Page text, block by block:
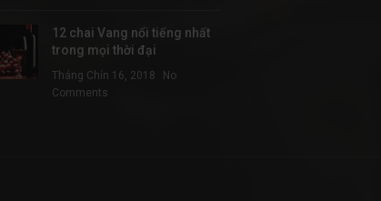
12 chai Vang nổi tiếng nhất
trong mọi thời đại
Tháng Chín 16, 2018
No
Comments